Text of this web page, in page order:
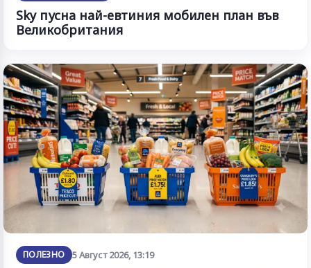
Sky пусна най-евтиния мобилен план във
Великобритания
ПОЛЕЗНО 5 Август 2026, 13:19